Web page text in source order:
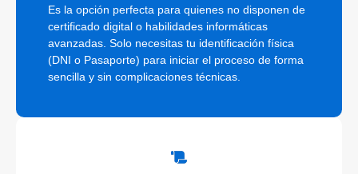
Es la opción perfecta para quienes no disponen de
certificado digital o habilidades informáticas
avanzadas. Solo necesitas tu identificación física
(DNI o Pasaporte) para iniciar el proceso de forma
sencilla y sin complicaciones técnicas.